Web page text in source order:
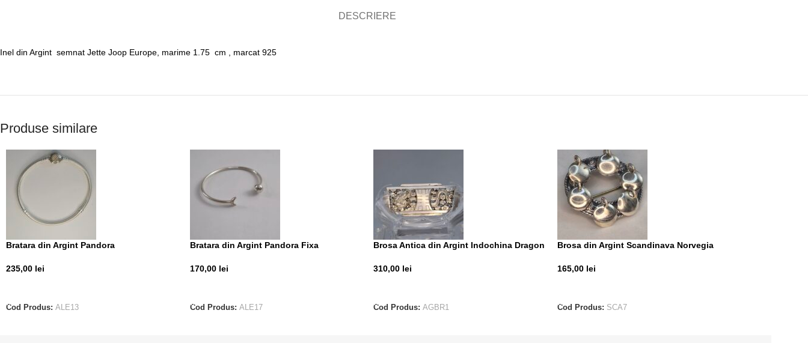
DESCRIERE
Inel din Argint semnat Jette Joop Europe, marime 1.75 cm , marcat 925
Produse similare
Bratara din Argint Pandora
235,00 lei
Cod Produs: ALE13
Bratara din Argint Pandora Fixa
170,00 lei
Cod Produs: ALE17
Brosa Antica din Argint Indochina Dragon
310,00 lei
Cod Produs: AGBR1
Brosa din Argint Scandinava Norvegia
165,00 lei
Cod Produs: SCA7